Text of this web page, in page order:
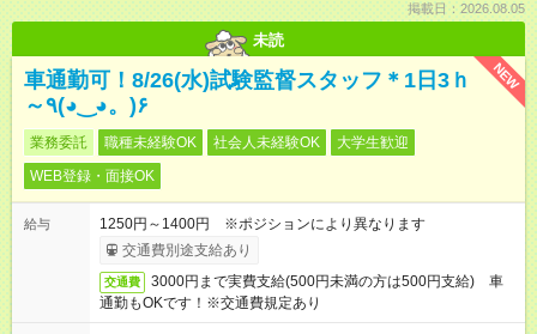
掲載日：2026.08.05
未読
NEW
車通勤可！8/26(水)試験監督スタッフ＊1日3ｈ
～٩(◕‿◕。)۶
業務委託 職種未経験OK 社会人未経験OK
大学生歓迎
WEB登録・面接OK
給与
1250円～1400円 ※ポジションにより異なります
交通費別途支給あり
交通費
3000円まで実費支給(500円未満の方は500円支給) 車
通勤もOKです！※交通費規定あり